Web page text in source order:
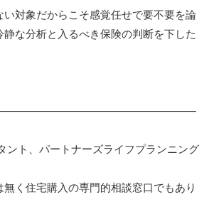
い対象だからこそ感覚任せで要不要を論
静な分析と入るべき保険の判断を下した
ント、パートナーズライフプランニング
く住宅購入の専門的相談窓口でもあり